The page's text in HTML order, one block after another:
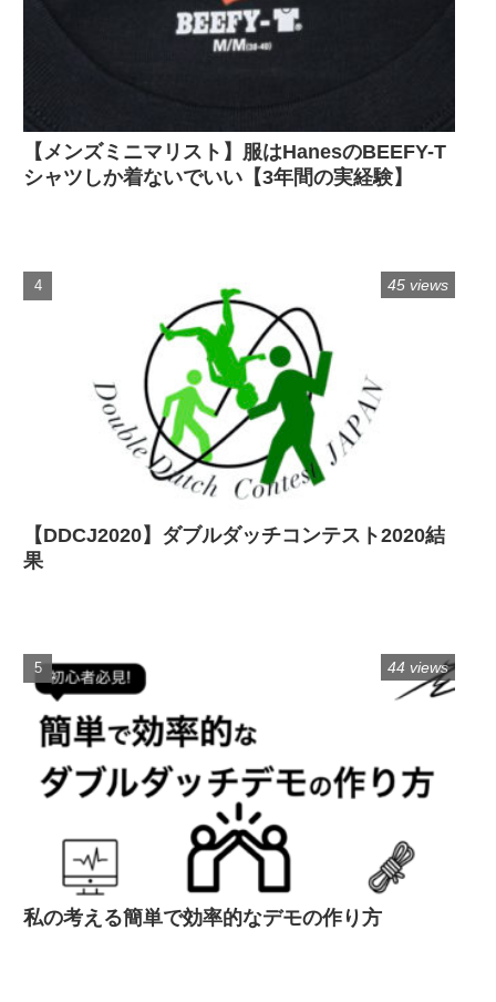
【メンズミニマリスト】服はHanesのBEEFY-T
シャツしか着ないでいい【3年間の実経験】
【DDCJ2020】ダブルダッチコンテスト2020結
果
45 views
私の考える簡単で効率的なデモの作り方
44 views